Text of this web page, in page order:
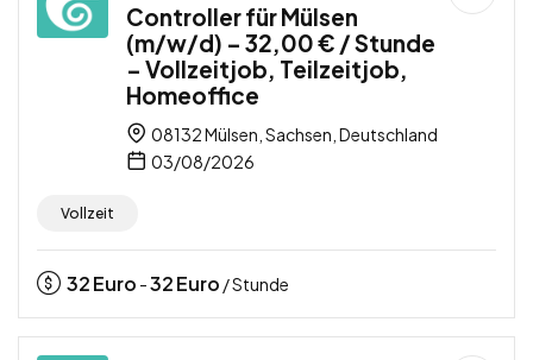
Controller für Mülsen
(m/w/d) – 32,00 € / Stunde
– Vollzeitjob, Teilzeitjob,
Homeoffice
08132 Mülsen, Sachsen, Deutschland
03/08/2026
Vollzeit
32Euro -32Euro / Stunde